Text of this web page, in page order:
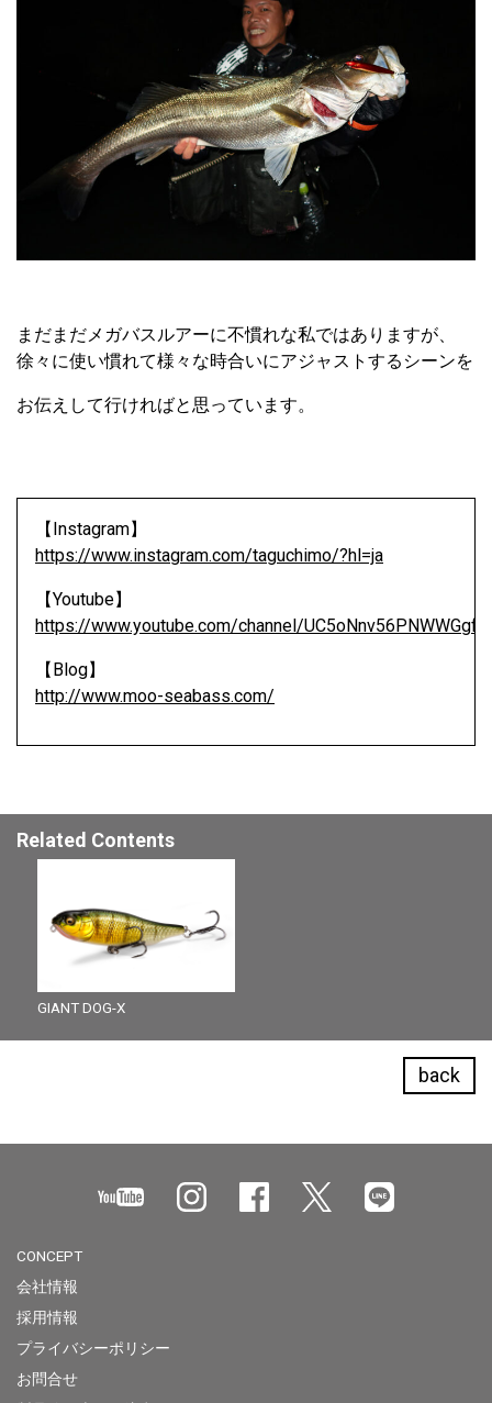
まだまだメガバスルアーに不慣れな私ではありますが、
徐々に使い慣れて様々な時合いにアジャストするシーンを
お伝えして行ければと思っています。
【Instagram】
https://www.instagram.com/taguchimo/?hl=ja
【Youtube】
https://www.youtube.com/channel/
【Blog】
http://www.moo-seabass.com/
Related Contents
GIANT DOG-X
back
CONCEPT
会社情報
採用情報
プライバシーポリシー
お問合せ